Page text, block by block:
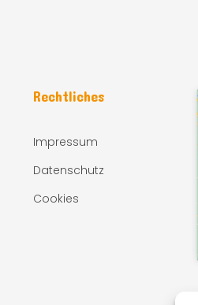
Rechtliches
Impressum
Datenschutz
Cookies